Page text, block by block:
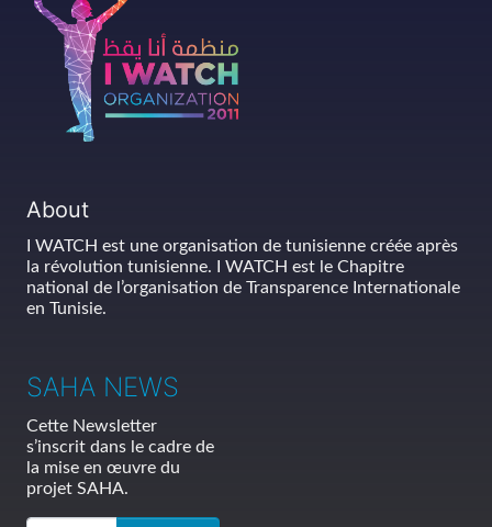
About
I WATCH est une organisation de tunisienne créée après
la révolution tunisienne. I WATCH est le Chapitre
national de l’organisation de Transparence Internationale
en Tunisie.
SAHA NEWS
Cette Newsletter
s’inscrit dans le cadre de
la mise en œuvre du
projet SAHA.